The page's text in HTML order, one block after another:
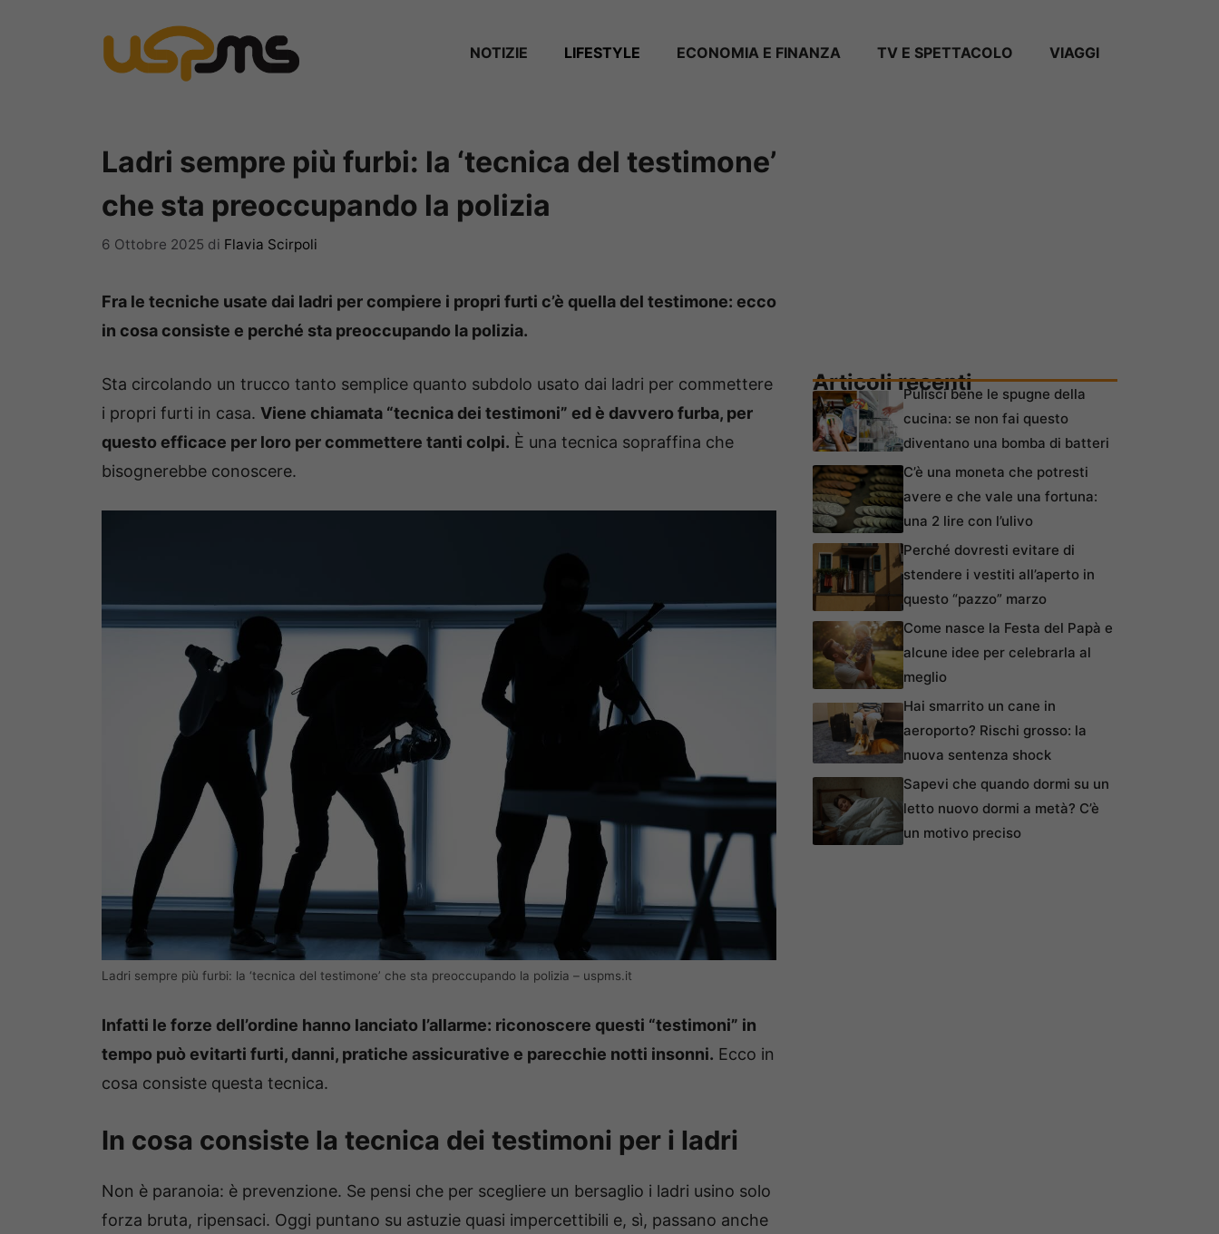
NOTIZIE LIFESTYLE ECONOMIA E FINANZA TV E SPETTACOLO VIAGGI
Ladri sempre più furbi: la ‘tecnica del testimone’
che sta preoccupando la polizia
6 Ottobre 2025 di Flavia Scirpoli
Fra le tecniche usate dai ladri per compiere i propri furti c’è quella del testimone: ecco
in cosa consiste e perché sta preoccupando la polizia.
Sta circolando un trucco tanto semplice quanto subdolo usato dai ladri per commettere
i propri furti in casa. Viene chiamata “tecnica dei testimoni” ed è davvero furba, per
questo efficace per loro per commettere tanti colpi. È una tecnica sopraffina che
bisognerebbe conoscere.
Ladri sempre più furbi: la ‘tecnica del testimone’ che sta preoccupando la polizia – uspms.it
Infatti le forze dell’ordine hanno lanciato l’allarme: riconoscere questi “testimoni” in
tempo può evitarti furti, danni, pratiche assicurative e parecchie notti insonni. Ecco in
cosa consiste questa tecnica.
In cosa consiste la tecnica dei testimoni per i ladri
Non è paranoia: è prevenzione. Se pensi che per scegliere un bersaglio i ladri usino solo
forza bruta, ripensaci. Oggi puntano su astuzie quasi impercettibili e, sì, passano anche
Articoli recentiPulisci bene le spugne della
cucina: se non fai questo
diventano una bomba di batteri
C’è una moneta che potresti
avere e che vale una fortuna:
una 2 lire con l’ulivo
Perché dovresti evitare di
stendere i vestiti all’aperto in
questo “pazzo” marzo
Come nasce la Festa del Papà e
alcune idee per celebrarla al
meglio
Hai smarrito un cane in
aeroporto? Rischi grosso: la
nuova sentenza shock
Sapevi che quando dormi su un
letto nuovo dormi a metà? C’è
un motivo preciso